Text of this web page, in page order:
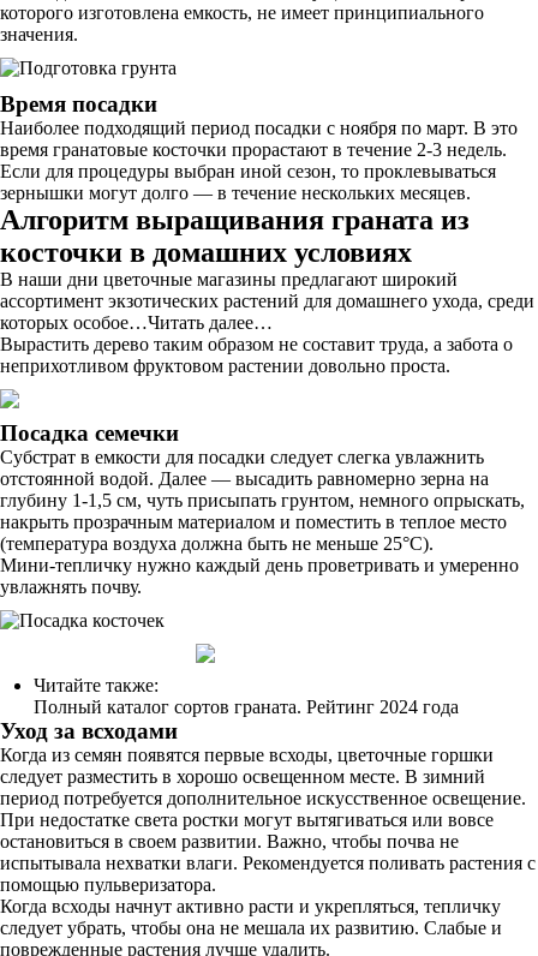
которого изготовлена емкость, не имеет принципиального
значения.
Время посадки
Наиболее подходящий период посадки с ноября по март. В это
время гранатовые косточки прорастают в течение 2-3 недель.
Если для процедуры выбран иной сезон, то проклевываться
зернышки могут долго — в течение нескольких месяцев.
Алгоритм выращивания граната из
косточки в домашних условиях
В наши дни цветочные магазины предлагают широкий
ассортимент экзотических растений для домашнего ухода, среди
которых особое…Читать далее…
Вырастить дерево таким образом не составит труда, а забота о
неприхотливом фруктовом растении довольно проста.
Посадка семечки
Субстрат в емкости для посадки следует слегка увлажнить
отстоянной водой. Далее — высадить равномерно зерна на
глубину 1-1,5 см, чуть присыпать грунтом, немного опрыскать,
накрыть прозрачным материалом и поместить в теплое место
(температура воздуха должна быть не меньше 25°C).
Мини-тепличку нужно каждый день проветривать и умеренно
увлажнять почву.
Читайте также:
Полный каталог сортов граната. Рейтинг 2024 года
Уход за всходами
Когда из семян появятся первые всходы, цветочные горшки
следует разместить в хорошо освещенном месте. В зимний
период потребуется дополнительное искусственное освещение.
При недостатке света ростки могут вытягиваться или вовсе
остановиться в своем развитии. Важно, чтобы почва не
испытывала нехватки влаги. Рекомендуется поливать растения с
помощью пульверизатора.
Когда всходы начнут активно расти и укрепляться, тепличку
следует убрать, чтобы она не мешала их развитию. Слабые и
поврежденные растения лучше удалить.